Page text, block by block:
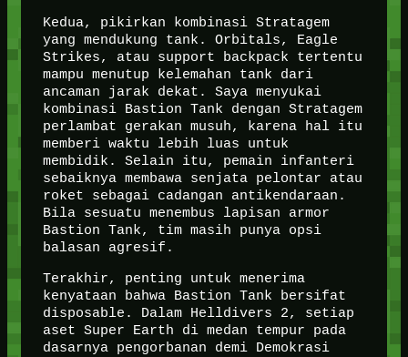
Kedua, pikirkan kombinasi Stratagem
yang mendukung tank. Orbitals, Eagle
Strikes, atau support backpack tertentu
mampu menutup kelemahan tank dari
ancaman jarak dekat. Saya menyukai
kombinasi Bastion Tank dengan Stratagem
perlambat gerakan musuh, karena hal itu
memberi waktu lebih luas untuk
membidik. Selain itu, pemain infanteri
sebaiknya membawa senjata pelontar atau
roket sebagai cadangan antikendaraan.
Bila sesuatu menembus lapisan armor
Bastion Tank, tim masih punya opsi
balasan agresif.
Terakhir, penting untuk menerima
kenyataan bahwa Bastion Tank bersifat
disposable. Dalam Helldivers 2, setiap
aset Super Earth di medan tempur pada
dasarnya pengorbanan demi Demokrasi